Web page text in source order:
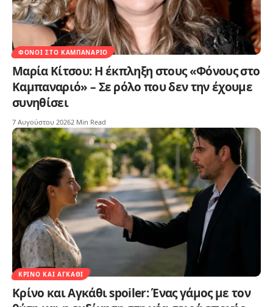
ΦΌΝΟΙ ΣΤΟ ΚΑΜΠΑΝΑΡΙΌ
Μαρία Κίτσου: Η έκπληξη στους «Φόνους στο
Καμπαναριό» – Σε ρόλο που δεν την έχουμε
συνηθίσει
7 Αυγούστου 20262 Min Read
ΚΡΊΝΟ ΚΑΙ ΑΓΚΆΘΙ
Κρίνο και Αγκάθι spoiler: Ένας γάμος με τον